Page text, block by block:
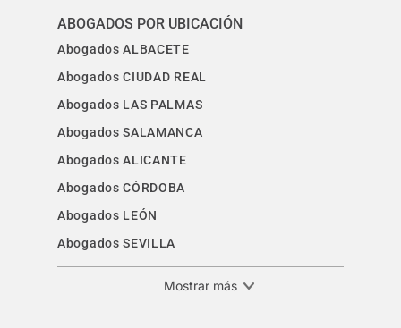
ABOGADOS POR UBICACIÓN
Abogados ALBACETE
Abogados CIUDAD REAL
Abogados LAS PALMAS
Abogados SALAMANCA
Abogados ALICANTE
Abogados CÓRDOBA
Abogados LEÓN
Abogados SEVILLA
Mostrar más